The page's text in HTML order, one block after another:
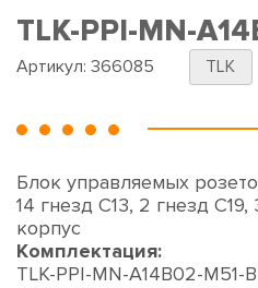
TLK-PPI-MN-
Артикул: 366085 TLK
Блок управляемых
14 гнезд С13, 2 гнезд
корпус
Комплектация:
TLK-PPI-MN-A14B02-M51-